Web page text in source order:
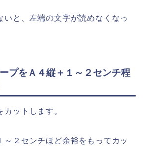
いと、左端の文字が読めなくなっ
プをＡ４縦＋１～２センチ程
カットします。
～２センチほど余裕をもってカッ